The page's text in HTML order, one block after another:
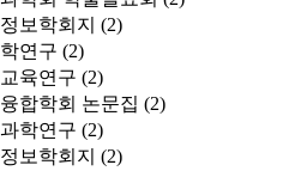
보학회지 (2)
연구 (2)
육연구 (2)
합학회 논문집 (2)
학연구 (2)
보학회지 (2)